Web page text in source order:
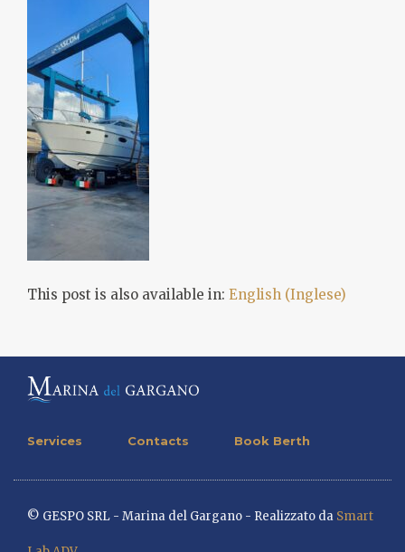
This post is also available in: English (Inglese)
Services Contacts Book Berth
© GESPO SRL - Marina del Gargano - Realizzato da Smart